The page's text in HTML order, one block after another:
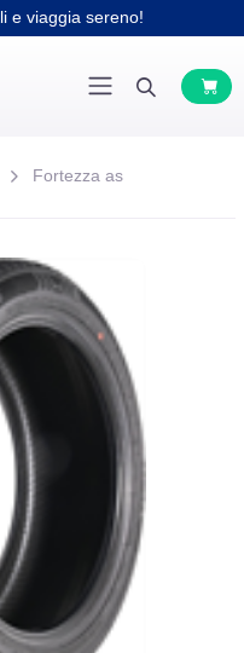
e viaggia sereno!
Fortezza as